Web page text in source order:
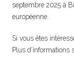
septembre 2025 à
européenne.
Si vous êtes
Plus d’informations